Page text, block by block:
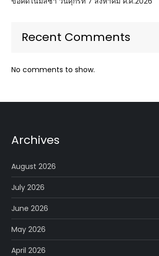
Recent Comments
No comments to show.
Archives
August 2026
July 2026
June 2026
May 2026
April 2026